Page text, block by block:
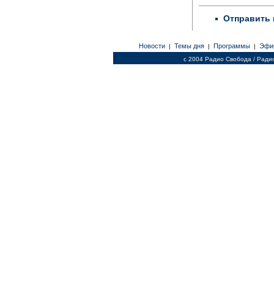
Отправить
Новости | Темы дня | Программы |
c 2004 Радио Свобода /